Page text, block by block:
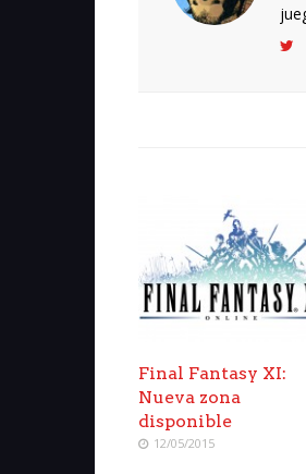
Final Fantasy XI:
Nueva zona
disponible
12/05/2015